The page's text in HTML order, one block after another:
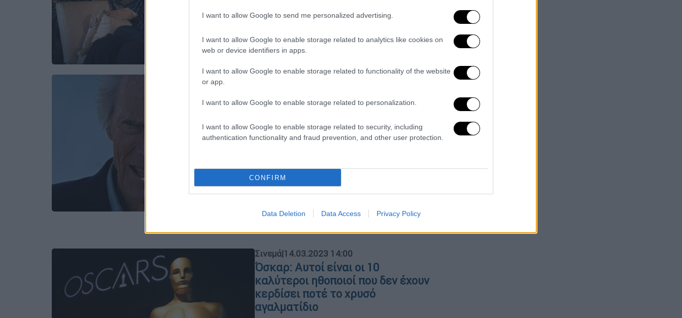
I want to allow Google to send me personalized advertising.
I want to allow Google to enable storage related to analytics like cookies on
web or device identifiers in apps.
I want to allow Google to enable storage related to functionality of the website
or app.
I want to allow Google to enable storage related to personalization.
I want to allow Google to enable storage related to security, including
authentication functionality and fraud prevention, and other user protection.
CONFIRM
Data Deletion Data Access Privacy Policy
Κυκλοφόρησε το τρέιλερ του
Ίστγουντ: Ένα 93χρονο παιδί με
ακόμη και αποχαιρετάει
χρόνια τώρα έχει κρεμάσει τη
φορεσιά του σκληρού στην
με τη σκηνοθετική μπαγκέτα στο
Σινεμά|14.03.2023 14:00
Όσκαρ: Αυτοί είναι οι 10
καλύτεροι ηθοποιοί που δεν έχουν
κερδίσει ποτέ το χρυσό
αγαλματίδιο